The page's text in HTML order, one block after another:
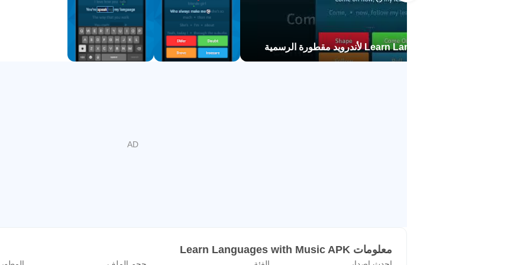
لن تكون قادرًا على منع نفسك من الغناء أثناء الاستماع إلى الأغاني ومتابعة كلمات الأغاني ، مما سيؤدي
بصرف النظر عن المحتوى الموسيقي ، هناك محتوى آخر قد يثير اهتمامك ، مثل مقاطع الأفلام والبرامج
من قائمة الأنواع الخاصة بنا.
أكثر من عشر لغات
Learn Languages with Music لأندرويد مقطورة الرسمية
معلومات Learn Languages with Music APK